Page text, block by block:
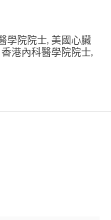
學院院士, 美國心臟
港內科醫學院院士,